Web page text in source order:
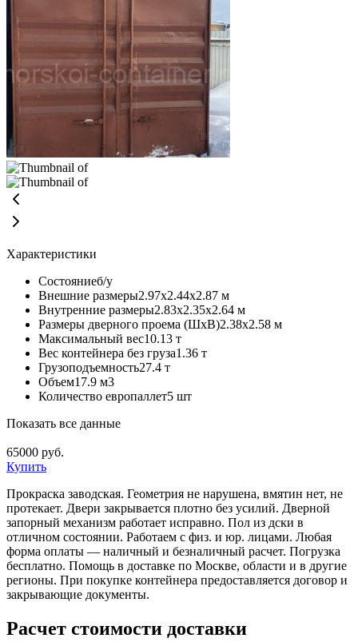
Характеристики
Состояниеб/у
Внешние размеры2.97х2.44х2.87 м
Внутренние размеры2.83х2.35х2.64 м
Размеры дверного проема (ШхВ)2.38х2.58 м
Максимальный вес10.13 т
Вес контейнера без груза1.36 т
Грузоподъемность27.4 т
Объем17.9 м3
Количество европаллет5 шт
Показать все данные
65000 руб.
Купить
Прокраска заводская. Геометрия не нарушена, вмятин нет, не
протекает. Двери закрывается плотно без усилий. Дверной
запорный механизм работает исправно. Пол из дски в
отличном состоянии. Работаем с физ. и юр. лицами. Любая
форма оплаты — наличный и безналичный расчет. Погрузка
бесплатно. Помощь в доставке по Москве, области и в другие
регионы. При покупке контейнера предоставляется договор и
закрывающие документы.
Расчет стоимости доставки